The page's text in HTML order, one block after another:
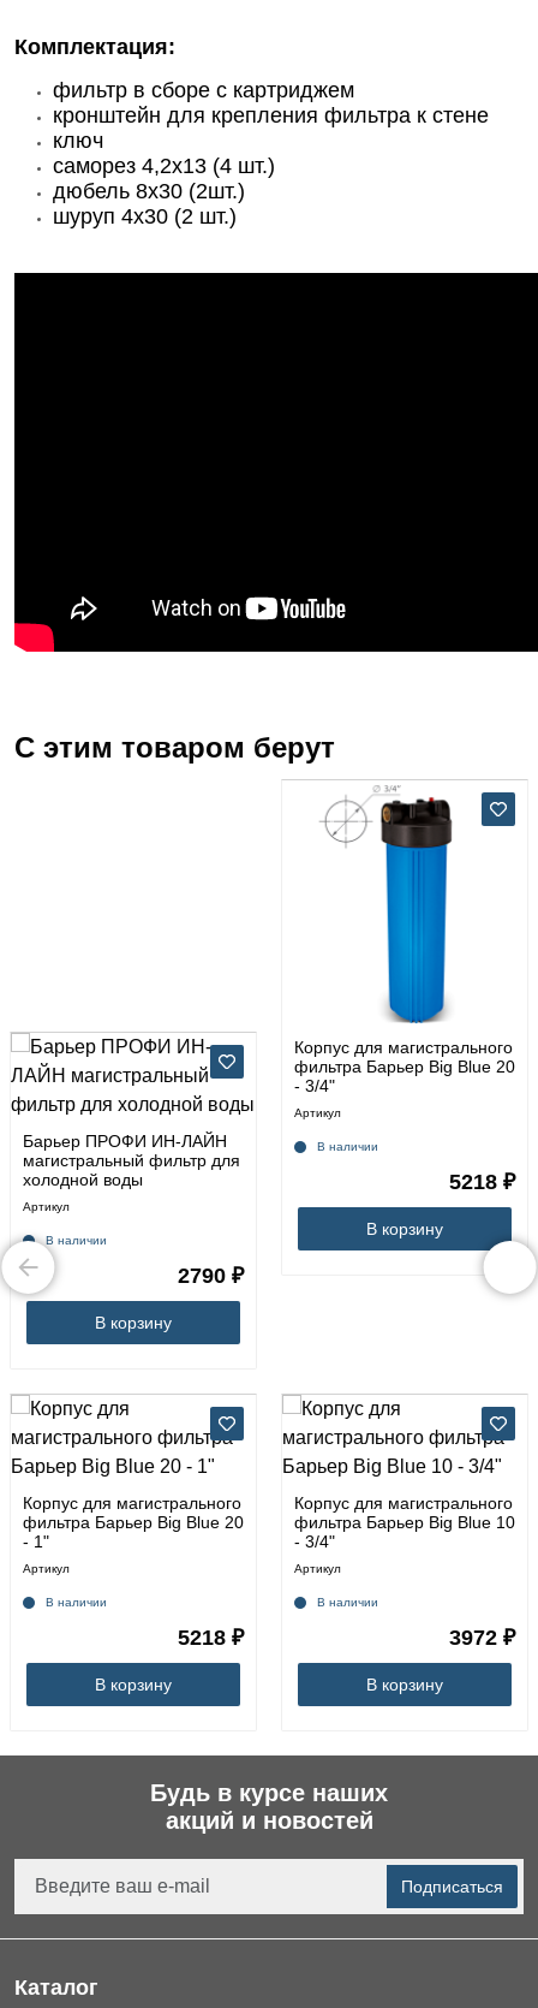
Комплектация:
фильтр в сборе с картриджем
кронштейн для крепления фильтра к стене
ключ
саморез 4,2х13 (4 шт.)
дюбель 8х30 (2шт.)
шуруп 4х30 (2 шт.)
С этим товаром берут
Барьер ПРОФИ ИН-ЛАЙН
магистральный фильтр для
холодной воды
Артикул
В наличии
2790 ₽
В корзину
Корпус для магистрального
фильтра Барьер Big Blue 20
- 3/4"
Артикул
В наличии
5218 ₽
В корзину
Корпус для магистрального
фильтра Барьер Big Blue 20
- 1"
Артикул
В наличии
5218 ₽
В корзину
Корпус для магистрального
фильтра Барьер Big Blue 10
- 3/4"
Артикул
В наличии
3972 ₽
В корзину
Будь в курсе наших
акций и новостей
Подписаться
Каталог